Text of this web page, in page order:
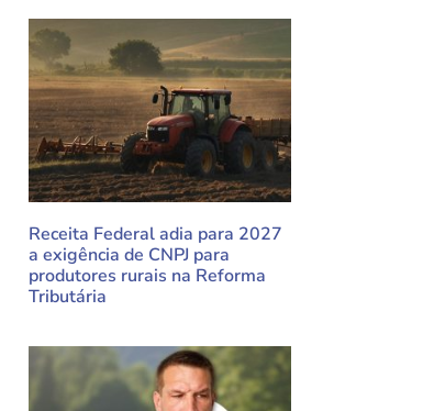
Receita Federal adia para 2027
a exigência de CNPJ para
produtores rurais na Reforma
Tributária